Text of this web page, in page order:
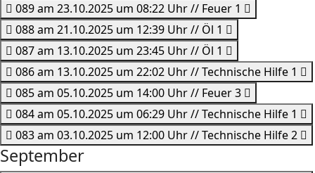
089 am 23.10.2025 um 08:22 Uhr // Feuer 1
088 am 21.10.2025 um 12:39 Uhr // Öl 1
087 am 13.10.2025 um 23:45 Uhr // Öl 1
086 am 13.10.2025 um 22:02 Uhr // Technische Hilfe 1
085 am 05.10.2025 um 14:00 Uhr // Feuer 3
084 am 05.10.2025 um 06:29 Uhr // Technische Hilfe 1
083 am 03.10.2025 um 12:00 Uhr // Technische Hilfe 2
September